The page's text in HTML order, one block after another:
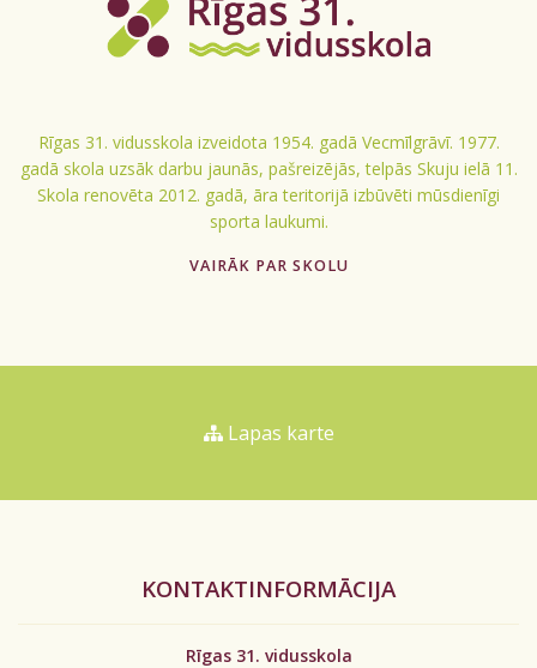
Rīgas 31. vidusskola izveidota 1954. gadā Vecmīlgrāvī. 1977.
gadā skola uzsāk darbu jaunās, pašreizējās, telpās Skuju ielā 11.
Skola renovēta 2012. gadā, āra teritorijā izbūvēti mūsdienīgi
sporta laukumi.
VAIRĀK PAR SKOLU
Lapas karte
KONTAKTINFORMĀCIJA
Rīgas 31. vidusskola